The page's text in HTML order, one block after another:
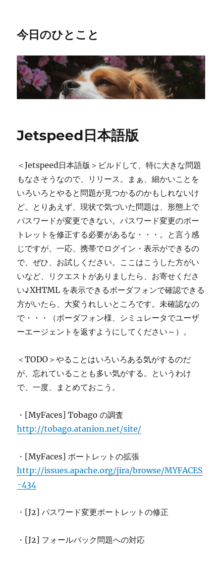
今日のひとこと
Jetspeed日本語版
＜Jetspeed日本語版＞ビルドして、特に大きな問題
もなさそうなので、リリース。まぁ、細かいことを
いろいろとやると問題が見つかるのかもしれないけ
ど。とりあえず、現状で気づいた問題は、形態上で
パスワードが変更できない。パスワード変更のポー
トレットを修正する必要があるな・・・。と言う感
じですが、一応、携帯でログイン・表示ができるの
で、ぜひ、お試しください。ここはこうした方がい
いなど、リクエストがありましたら、お寄せくださ
い♪XHTML を表示できるボーダフォンで確認できる
方がいたら、大変うれしいところです。未確認なの
で・・・（ボーダフォン様、シミュレータでユーザ
ーエージェントを返すようにしてください～）。
＜TODO＞やることはいろいろある気がするのだ
が、忘れていることも多い気がする。というわけ
で、一度、まとめておこう。
・[MyFaces] Tobago の調査
http://tobago.atanion.net/site/
・[MyFaces] ポートレットの拡張
http://issues.apache.org/jira/browse/MYFACES
-434
・[J2] パスワード変更ポートレットの修正
・[J2] フォールバック問題への対応